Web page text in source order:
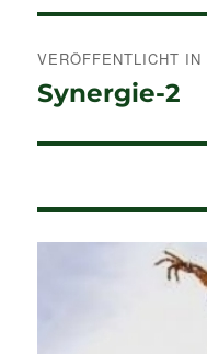
VERÖFFENTLICHT IN
Synergie-2